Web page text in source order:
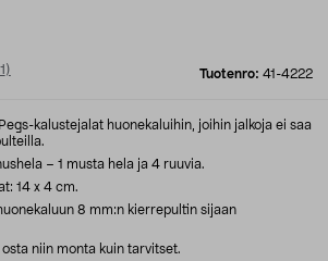
Tuotenro: 41-4222
)
kalustejalat huonekaluihin, joihin jalkoja ei saa
– 1 musta hela ja 4 ruuvia.
14 x 4 cm.
8 mm:n kierrepultin sijaan
osta niin monta kuin tarvitset.